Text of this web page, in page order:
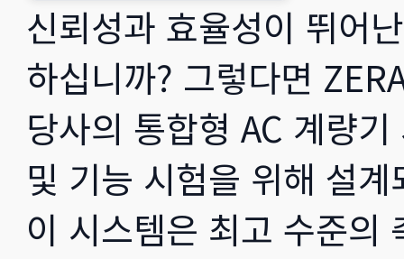
신뢰성과 효율성이 뛰어
하십니까? 그렇다면
당사의 통합형 AC 계량
및 기능 시험을 위해 설
이 시스템은 최고 수준의